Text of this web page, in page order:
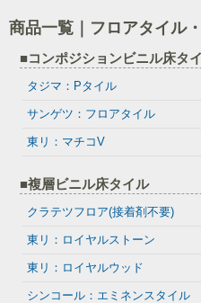
商品一覧｜フロアタイル
■コンポジションビニル床タ
タジマ：Pタイル
サンゲツ：フロアタイル
東リ：マチコV
■複層ビニル床タイル
クラテツフロア(接着剤不要)
東リ：ロイヤルストーン
東リ：ロイヤルウッド
シンコール：エミネンスタイル